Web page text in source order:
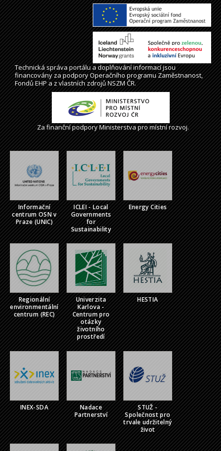
Technická správaportálua doplňování informací jsou
financovány za podpory Operačního programu Zaměstnanost,
Fondů EHP a z vlastních zdrojů NSZM ČR.
Za finanční podpory Ministerstva pro místní rozvoj.
Informační
centrum OSN v
Praze (UNIC)
ICLEI - Local
Governments
for
Sustainability
Energy Cities
Regionální
environmentální
centrum (REC)
Univerzita
Karlova -
Centrum pro
otázky
životního
prostředí
HESTIA
INEX-SDA
Nadace
Partnerství
STUŽ -
Společnost pro
trvale udržitelný
život